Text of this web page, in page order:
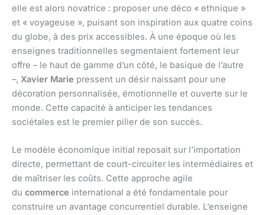
elle est alors novatrice : proposer une déco « ethnique »
et « voyageuse », puisant son inspiration aux quatre coins
du globe, à des prix accessibles. À une époque où les
enseignes traditionnelles segmentaient fortement leur
offre – le haut de gamme d’un côté, le basique de l’autre
–, Xavier Marie pressent un désir naissant pour une
décoration personnalisée, émotionnelle et ouverte sur le
monde. Cette capacité à anticiper les tendances
sociétales est le premier pilier de son succès.
Le modèle économique initial reposait sur l’importation
directe, permettant de court-circuiter les intermédiaires et
de maîtriser les coûts. Cette approche agile
du commerce international a été fondamentale pour
construire un avantage concurrentiel durable. L’enseigne